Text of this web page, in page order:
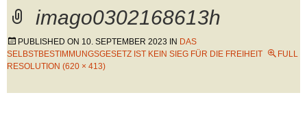
imago0302168613h
PUBLISHED ON 10. SEPTEMBER 2023 IN DAS
SELBSTBESTIMMUNGSGESETZ IST KEIN SIEG FÜR DIE FREIHEIT
FULL
RESOLUTION (620 × 413)